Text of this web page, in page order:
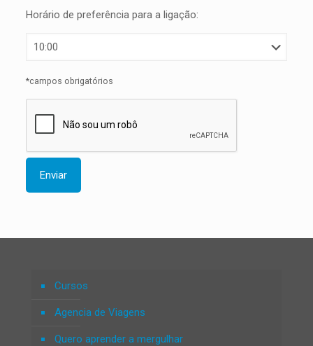
Horário de preferência para a ligação:
*campos obrigatórios
Cursos
Agencia de Viagens
Quero aprender a mergulhar